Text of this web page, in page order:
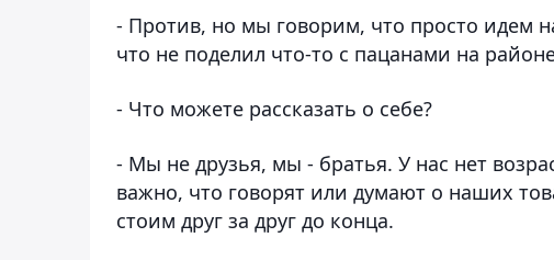
- Против, но мы говорим, что просто идем
что не поделил что-то с пацанами на
- Что можете рассказать о себе?
- Мы не друзья, мы - братья. У нас нет
важно, что говорят или думают о наших
стоим друг за друг до конца.